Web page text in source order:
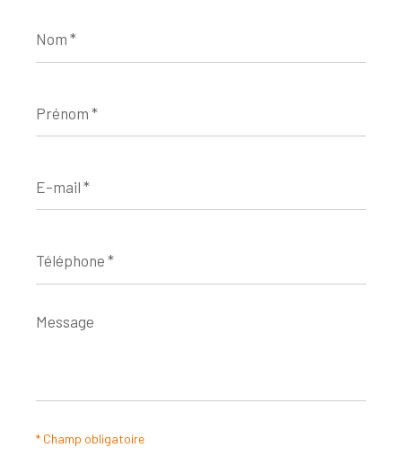
*
*
mail
*
*
Message
*
* Champ obligatoire